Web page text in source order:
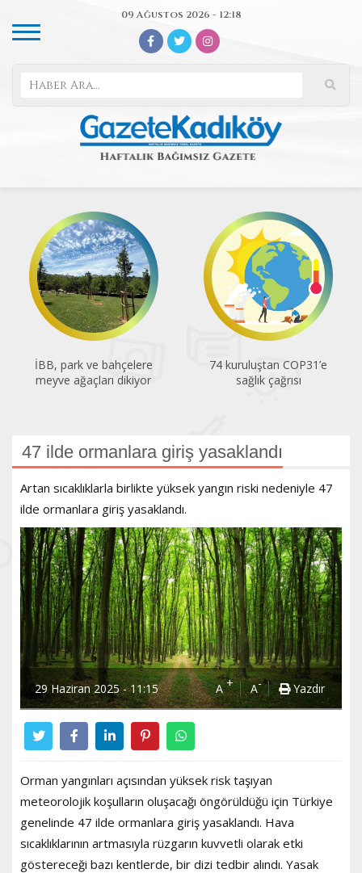
09 Ağustos 2026 - 12:18
İBB, park ve bahçelere
meyve ağaçları dikiyor
74 kuruluştan COP31’e
sağlık çağrısı
47 ilde ormanlara giriş yasaklandı
Artan sıcaklıklarla birlikte yüksek yangın riski nedeniyle 47
ilde ormanlara giriş yasaklandı.
29 Haziran 2025 - 11:15 A+ A- Yazdır
Orman yangınları açısından yüksek risk taşıyan
meteorolojik koşulların oluşacağı öngörüldüğü için Türkiye
genelinde 47 ilde ormanlara giriş yasaklandı. Hava
sıcaklıklarının artmasıyla rüzgarın kuvvetli olarak etki
göstereceği bazı kentlerde, bir dizi tedbir alındı. Yasak